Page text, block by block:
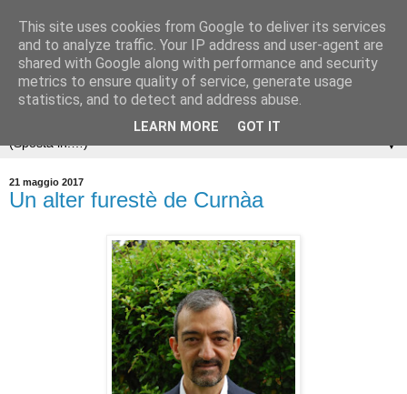
▼
21 maggio 2017
Un alter furestè de Curnàa
This site uses cookies from Google to deliver its services
and to analyze traffic. Your IP address and user-agent are
shared with Google along with performance and security
metrics to ensure quality of service, generate usage
statistics, and to detect and address abuse.
LEARN MORE GOT IT